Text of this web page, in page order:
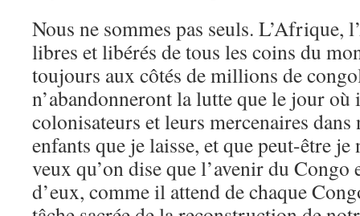
Nous ne sommes pas seuls. L’Afrique,
libres et libérés de tous les coins du
toujours aux côtés de millions de
n’abandonneront la lutte que le jour où
colonisateurs et leurs mercenaires dans
enfants que je laisse, et que peut-être
veux qu’on dise que l’avenir du Congo
d’eux, comme il attend de chaque